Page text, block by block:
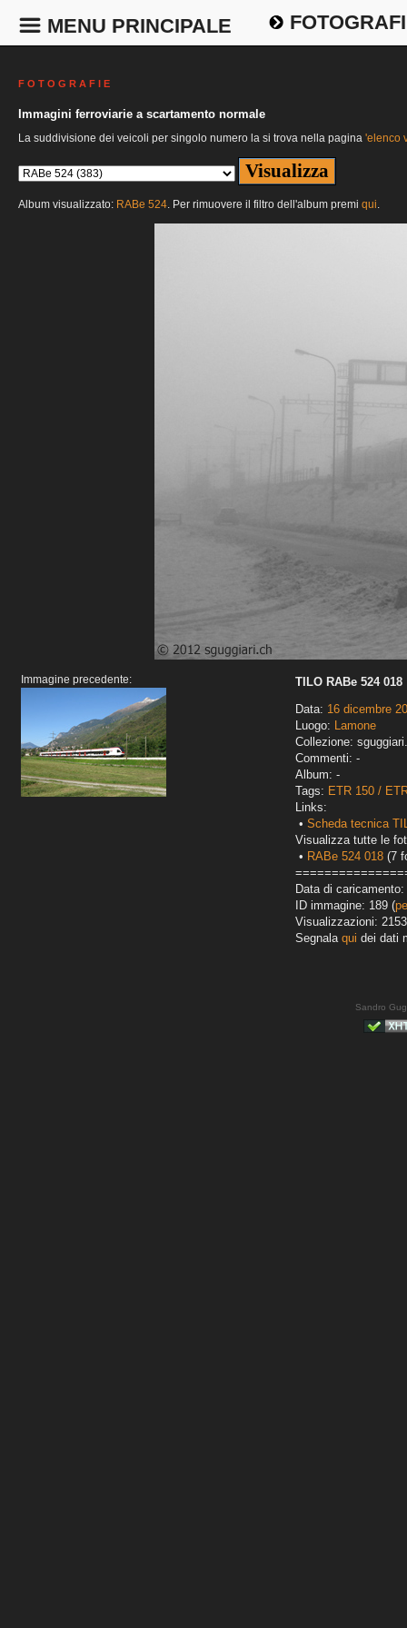
MENU PRINCIPALE
F O T O G R A F I E
Immagini ferroviarie a scartamento normale
La suddivisione dei veicoli per singolo numero la si trova nella pagina 'elenco
Album visualizzato: RABe 524. Per rimuovere il filtro dell'album premi qui.
Immagine precedente:
TILO RABe 524 018
Data: 16 dicembre
Luogo: Lamone
Collezione:
Commenti: -
Album: -
Tags: ETR 150 /
Links:
• Scheda tecnica
Visualizza tutte le
• RABe 524 018 (7
Data di caricamento:
ID immagine: 189 (
Visualizzazioni: 2153
Segnala qui dei dati
Sandro